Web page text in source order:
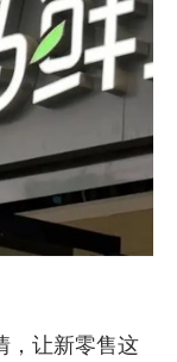
让新零售这